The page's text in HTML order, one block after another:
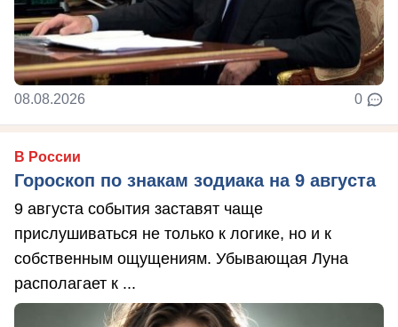
08.08.2026 0
В России
Гороскоп по знакам зодиака на 9 августа
9 августа события заставят чаще
прислушиваться не только к логике, но и к
собственным ощущениям. Убывающая Луна
располагает к ...